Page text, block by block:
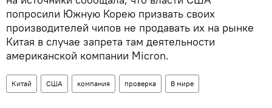
попросили Южную Корею призвать своих
производителей чипов не продавать их на рынке
Китая в случае запрета там деятельности
американской компании Micron.
Китай США компания проверка В мире